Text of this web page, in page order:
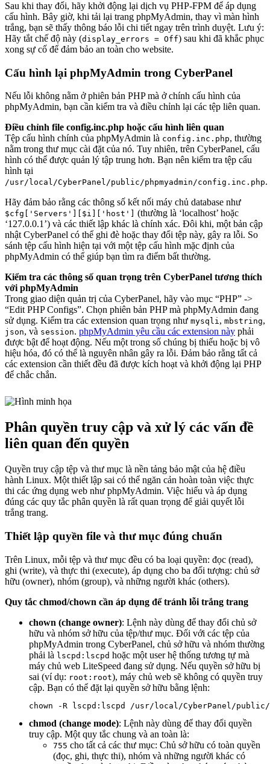
Sau khi thay đổi, hãy khởi động lại dịch vụ PHP-FPM để áp dụng
cấu hình. Bây giờ, khi tải lại trang phpMyAdmin, thay vì màn hình
trắng, bạn sẽ thấy thông báo lỗi chi tiết ngay trên trình duyệt. Lưu ý:
Hãy tắt chế độ này (display_errors = Off) sau khi đã khắc phục
xong sự cố để đảm bảo an toàn cho website.
Cấu hình lại phpMyAdmin trong CyberPanel
Nếu lỗi không nằm ở phiên bản PHP mà ở chính cấu hình của
phpMyAdmin, bạn cần kiểm tra và điều chỉnh lại các tệp liên quan.
Điều chỉnh file config.inc.php hoặc cấu hình liên quan
Tệp cấu hình chính của phpMyAdmin là config.inc.php, thường
nằm trong thư mục cài đặt của nó. Tuy nhiên, trên CyberPanel, cấu
hình có thể được quản lý tập trung hơn. Bạn nên kiểm tra tệp cấu
hình tại
/usr/local/CyberPanel/public/phpmyadmin/config.inc.php.
Hãy đảm bảo rằng các thông số kết nối máy chủ database như
$cfg['Servers'][$i]['host']
(thường là ‘localhost’ hoặc
‘127.0.0.1’) và các thiết lập khác là chính xác. Đôi khi, một bản cập
nhật CyberPanel có thể ghi đè hoặc thay đổi tệp này, gây ra lỗi. So
sánh tệp cấu hình hiện tại với một tệp cấu hình mặc định của
phpMyAdmin có thể giúp bạn tìm ra điểm bất thường.
Kiểm tra các thông số quan trọng trên CyberPanel tương thích
với phpMyAdmin
Trong giao diện quản trị của CyberPanel, hãy vào mục “PHP” ->
“Edit PHP Configs”. Chọn phiên bản PHP mà phpMyAdmin đang
sử dụng. Kiểm tra các extension quan trọng như mysqli, mbstring,
json, và session. phpMyAdmin yêu cầu các extension này phải
được bật để hoạt động. Nếu một trong số chúng bị thiếu hoặc bị vô
hiệu hóa, đó có thể là nguyên nhân gây ra lỗi. Đảm bảo rằng tất cả
các extension cần thiết đều đã được kích hoạt và khởi động lại PHP
để chắc chắn.
Phân quyền truy cập và xử lý các vấn đề
liên quan đến quyền
Quyền truy cập tệp và thư mục là nền tảng bảo mật của hệ điều
hành Linux. Một thiết lập sai có thể ngăn cản hoàn toàn việc thực
thi các ứng dụng web như phpMyAdmin. Việc hiểu và áp dụng
đúng các quy tắc phân quyền là rất quan trọng để giải quyết lỗi
trắng trang.
Thiết lập quyền file và thư mục đúng chuẩn
Trên Linux, mỗi tệp và thư mục đều có ba loại quyền: đọc (read),
ghi (write), và thực thi (execute), áp dụng cho ba đối tượng: chủ sở
hữu (owner), nhóm (group), và những người khác (others).
Quy tắc chmod/chown cần áp dụng để tránh lỗi trắng trang
chown (change owner): Lệnh này dùng để thay đổi chủ sở
hữu và nhóm sở hữu của tệp/thư mục. Đối với các tệp của
phpMyAdmin trong CyberPanel, chủ sở hữu và nhóm thường
phải là lscpd:lscpd hoặc một user hệ thống tương tự mà
máy chủ web LiteSpeed đang sử dụng. Nếu quyền sở hữu bị
sai (ví dụ: root:root), máy chủ web sẽ không có quyền truy
cập. Bạn có thể đặt lại quyền sở hữu bằng lệnh:
chmod (change mode): Lệnh này dùng để thay đổi quyền
truy cập. Một quy tắc chung và an toàn là:
755 cho tất cả các thư mục: Chủ sở hữu có toàn quyền
(đọc, ghi, thực thi), nhóm và những người khác có